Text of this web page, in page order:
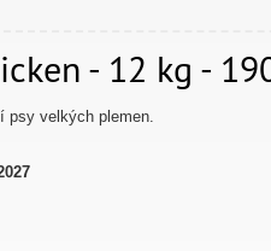
- 12 kg -
psy velkých plemen.